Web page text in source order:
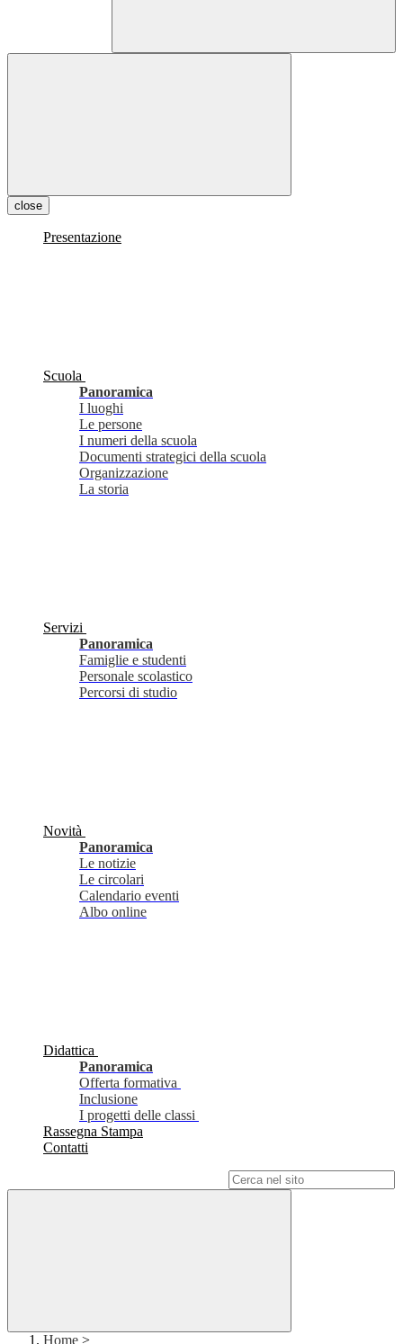
close
Presentazione
Scuola
Panoramica
I luoghi
Le persone
I numeri della scuola
Documenti strategici della scuola
Organizzazione
La storia
Servizi
Panoramica
Famiglie e studenti
Personale scolastico
Percorsi di studio
Novità
Panoramica
Le notizie
Le circolari
Calendario eventi
Albo online
Didattica
Panoramica
Offerta formativa
Inclusione
I progetti delle classi
Rassegna Stampa
Contatti
Home >